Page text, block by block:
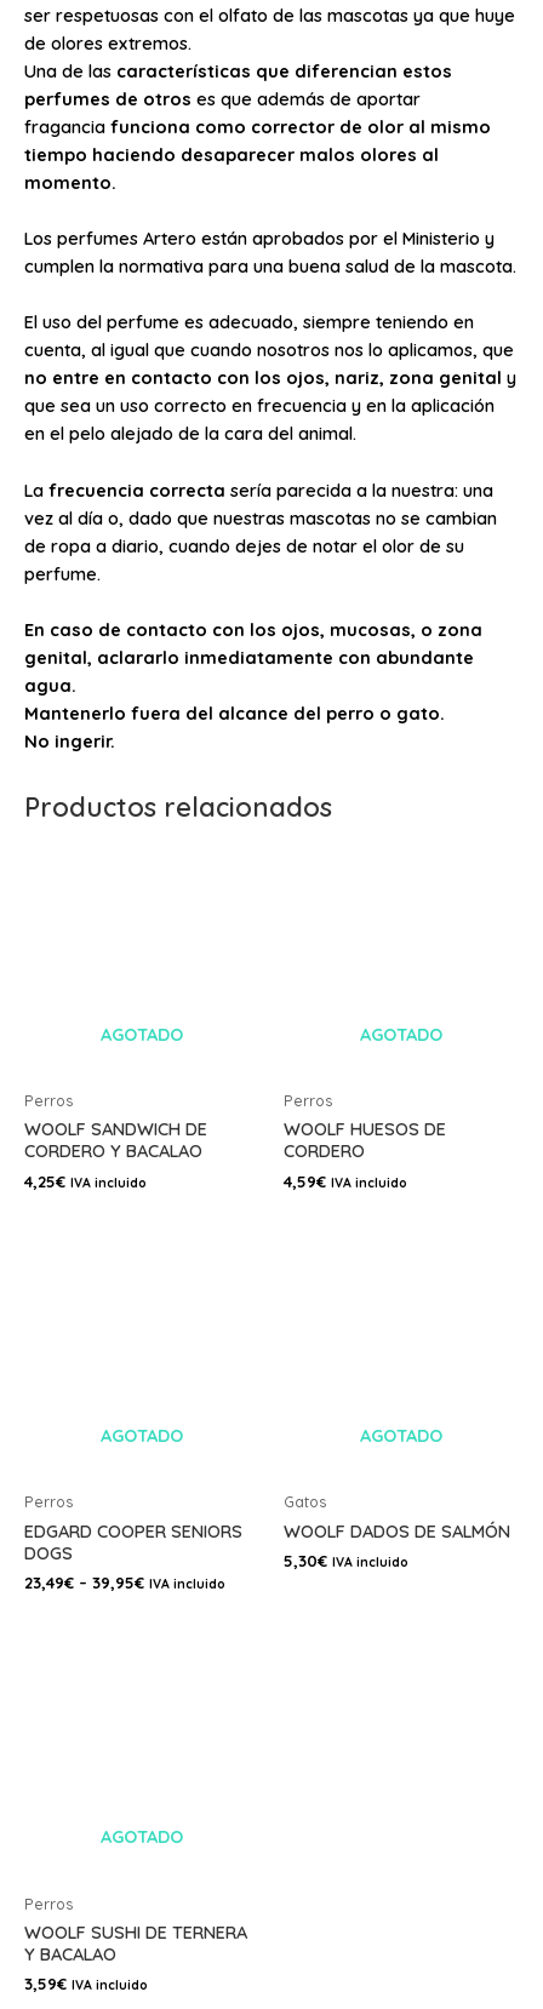
ser respetuosas con el olfato de las mascotas ya que huye
de olores extremos.
Una de las características que diferencian estos
perfumes de otros es que además de aportar
fragancia funciona como corrector de olor al mismo
tiempo haciendo desaparecer malos olores al
momento.
Los perfumes Artero están aprobados por el Ministerio y
cumplen la normativa para una buena salud de la mascota.
El uso del perfume es adecuado, siempre teniendo en
cuenta, al igual que cuando nosotros nos lo aplicamos, que
no entre en contacto con los ojos, nariz, zona genital y
que sea un uso correcto en frecuencia y en la aplicación
en el pelo alejado de la cara del animal.
La frecuencia correcta sería parecida a la nuestra: una
vez al día o, dado que nuestras mascotas no se cambian
de ropa a diario, cuando dejes de notar el olor de su
perfume.
En caso de contacto con los ojos, mucosas, o zona
genital, aclararlo inmediatamente con abundante
agua.
Mantenerlo fuera del alcance del perro o gato.
No ingerir.
Productos relacionados
AGOTADO
Perros
WOOLF SANDWICH DE
CORDERO Y BACALAO
4,25€ IVA incluido
AGOTADO
Perros
WOOLF HUESOS DE
CORDERO
4,59€ IVA incluido
AGOTADO
Perros
EDGARD COOPER SENIORS
DOGS
23,49€ – 39,95€ IVA incluido
AGOTADO
Gatos
WOOLF DADOS DE SALMÓN
5,30€ IVA incluido
AGOTADO
Perros
WOOLF SUSHI DE TERNERA
Y BACALAO
3,59€ IVA incluido